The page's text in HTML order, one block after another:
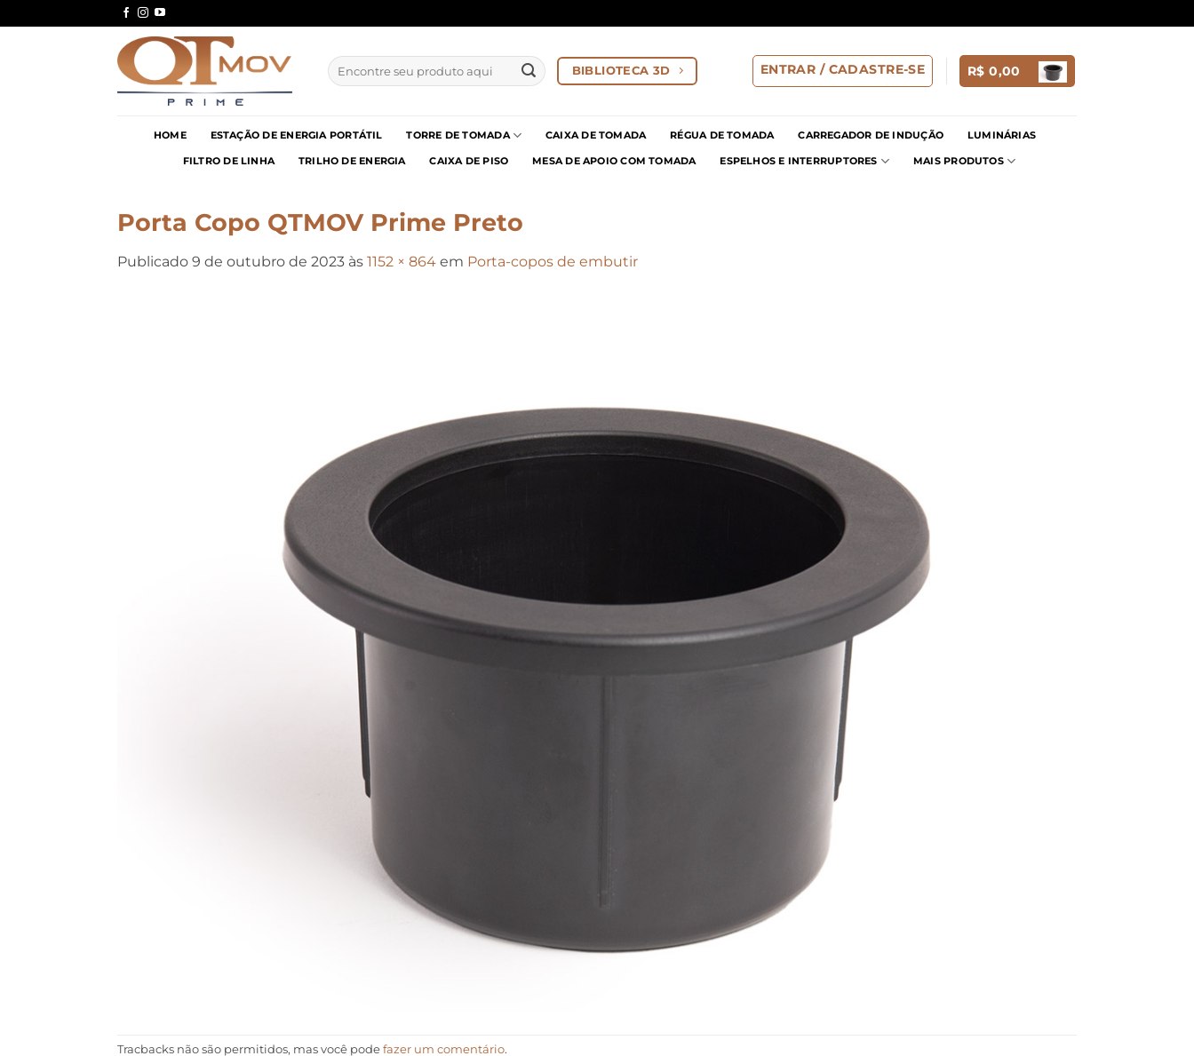
to
Pesquisar
por:
BIBLIOTECA 3D ENTRAR / CADASTRE-SE R$ 0,00
HOME ESTAÇÃO DE ENERGIA PORTÁTIL TORRE DE TOMADA CAIXA DE TOMADA RÉGUA DE TOMADA CARREGADOR DE INDUÇÃO LUMINÁRIAS
FILTRO DE LINHA TRILHO DE ENERGIA CAIXA DE PISO MESA DE APOIO COM TOMADA ESPELHOS E INTERRUPTORES MAIS PRODUTOS
Porta Copo QTMOV Prime Preto
Publicado 9 de outubro de 2023 às 1152 × 864 em Porta-copos de embutir
Tracbacks não são permitidos, mas você pode fazer um comentário.